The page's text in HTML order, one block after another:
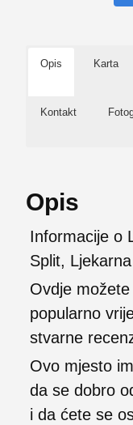
Opis Karta
Kontakt
Opis
Informacije o
Split,
Ovdje
popularno
stvarne
Ovo mjesto
da se dobro
i da ćete se